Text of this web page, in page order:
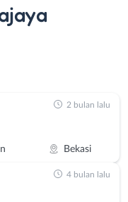
Bekasi
2 bulan lalu
4 bulan lalu